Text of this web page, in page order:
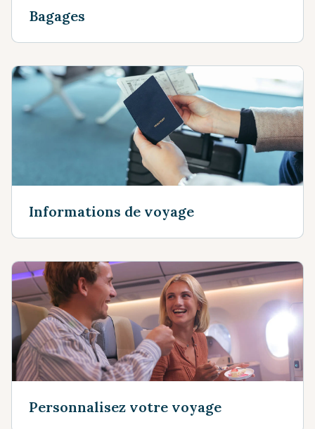
Bagages
Informations de voyage
Personnalisez votre voyage